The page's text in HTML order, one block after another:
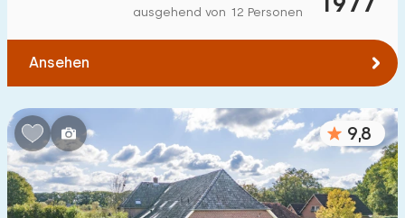
ausgehend von 12 Personen
Ansehen
9,8